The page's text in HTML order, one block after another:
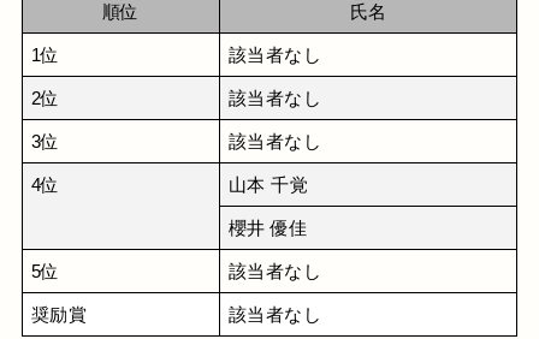
順位 氏名
1位 該当者なし
2位 該当者なし
3位 該当者なし
4位 山本 千覚
櫻井 優佳
5位 該当者なし
奨励賞 該当者なし